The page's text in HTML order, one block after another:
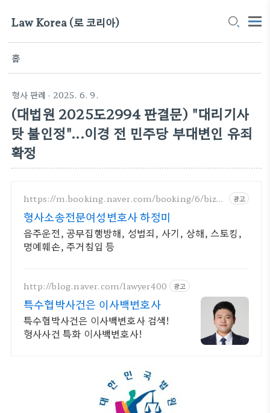
Law Korea (로 코리아)
홈
형사 판례 · 2025. 6. 9.
(대법원 2025도2994 판결문) "대리기사
탓 불인정"...이경 전 민주당 부대변인 유죄
확정
https://m.booking.naver.com/booking/6/bize
광고
형사소송전문여성변호사 하정미
음주운전, 공무집행방해, 성범죄, 사기, 상해, 스토킹,
명예훼손, 주거침입 등
http://blog.naver.com/lawyer400 광고
특수협박사건은 이사백변호사
특수협박사건은 이사백변호사 검색!
형사사건 특화 이사백변호사!